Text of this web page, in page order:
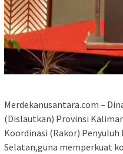
Merdekanusantara.com –
(Dislautkan) Provinsi
Koordinasi (Rakor)
Selatan,guna memperkuat